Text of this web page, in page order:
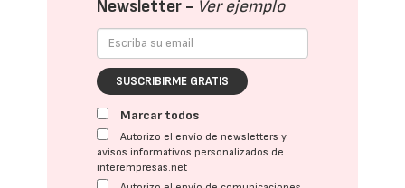
Newsletter - Ver ejemplo
SUSCRIBIRME GRATIS
Marcar todos
Autorizo el envío de newsletters y
avisos informativos personalizados de
interempresas.net